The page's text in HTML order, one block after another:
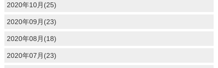
2020年10月(25)
2020年09月(23)
2020年08月(18)
2020年07月(23)